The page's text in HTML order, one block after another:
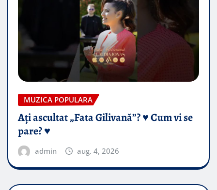
MUZICA POPULARA
Ați ascultat „Fata Gilivană”? ♥️ Cum vi se
pare? ♥️
admin aug. 4, 2026